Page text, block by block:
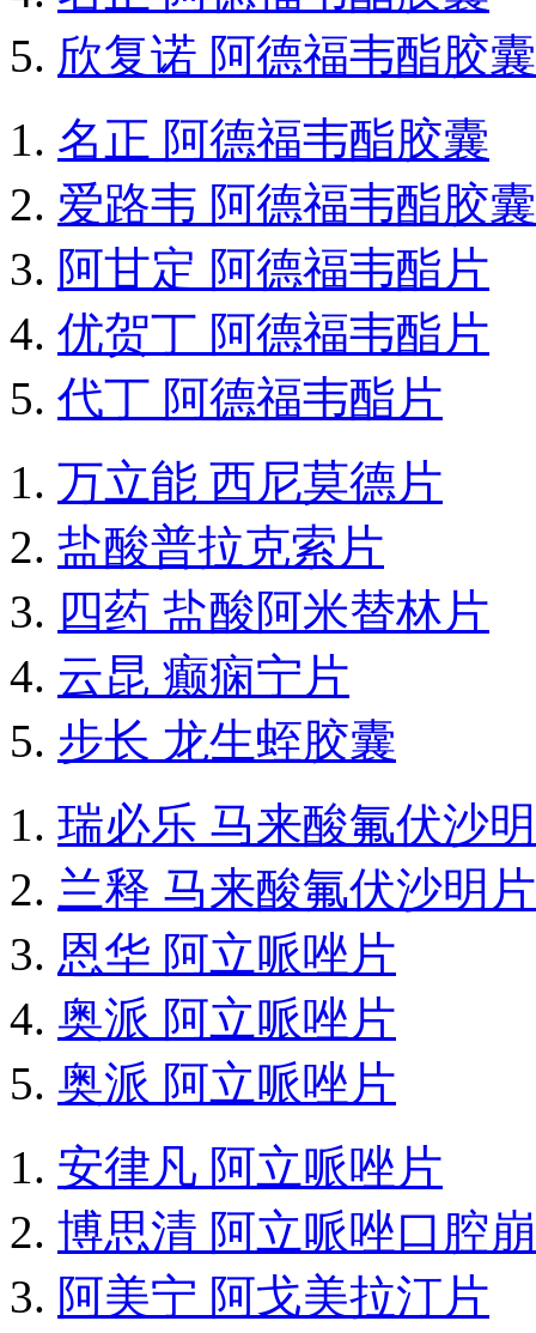
欣复诺 阿德福韦酯胶囊
名正 阿德福韦酯胶囊
爱路韦 阿德福韦酯胶囊
阿甘定 阿德福韦酯片
优贺丁 阿德福韦酯片
代丁 阿德福韦酯片
万立能 西尼莫德片
盐酸普拉克索片
四药 盐酸阿米替林片
云昆 癫痫宁片
步长 龙生蛭胶囊
瑞必乐 马来酸氟伏沙
兰释 马来酸氟伏沙明片
恩华 阿立哌唑片
奥派 阿立哌唑片
奥派 阿立哌唑片
安律凡 阿立哌唑片
博思清 阿立哌唑口腔
阿美宁 阿戈美拉汀片